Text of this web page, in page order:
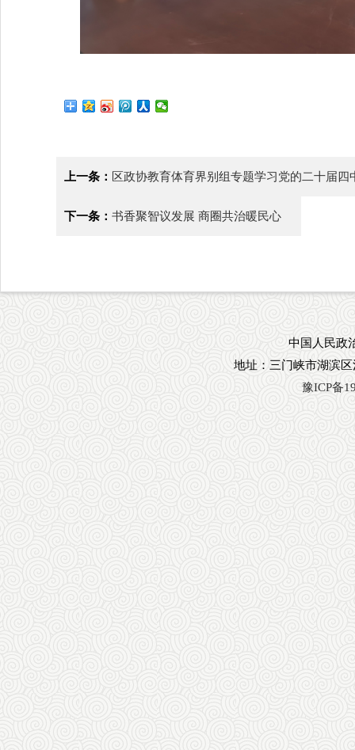
上一条： 区政协教育体育界别组专题学习党的二十届
下一条： 书香聚智议发展 商圈共治暖民心
中国人民政
地址：三门峡市湖滨
豫ICP备